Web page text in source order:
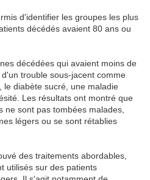
d'identifier les groupes les plus
décédés avaient 80 ans ou
décédées qui avaient moins de
trouble sous-jacent comme
le diabète sucré, une maladie
Les résultats ont montré que
ne sont pas tombées malades,
légers ou se sont rétablies
des traitements abordables,
utilisés sur des patients